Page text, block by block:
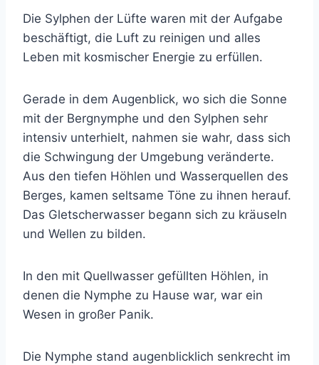
Die Sylphen der Lüfte waren mit der Aufgabe
beschäftigt, die Luft zu reinigen und alles
Leben mit kosmischer Energie zu erfüllen.
Gerade in dem Augenblick, wo sich die Sonne
mit der Bergnymphe und den Sylphen sehr
intensiv unterhielt, nahmen sie wahr, dass sich
die Schwingung der Umgebung veränderte.
Aus den tiefen Höhlen und Wasserquellen des
Berges, kamen seltsame Töne zu ihnen herauf.
Das Gletscherwasser begann sich zu kräuseln
und Wellen zu bilden.
In den mit Quellwasser gefüllten Höhlen, in
denen die Nymphe zu Hause war, war ein
Wesen in großer Panik.
Die Nymphe stand augenblicklich senkrecht im